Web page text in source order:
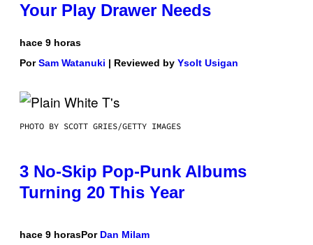
Your Play Drawer Needs
hace 9 horas
PorSam Watanuki | Reviewed by Ysolt Usigan
PHOTO BY SCOTT GRIES/GETTY IMAGES
3 No-Skip Pop-Punk Albums
Turning 20 This Year
hace 9 horasPor Dan Milam